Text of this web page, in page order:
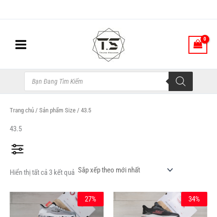
tới
Tìm
kiếm
sản
phẩm
Trang chủ / Sản phẩm Size / 43.5
43.5
Khoảng Giá
Hiển thị tất cả 3 kết quả
27%
gốc
là:
Giá
hiện
tại
34%
gốc
là:
Giá
hiện
tại